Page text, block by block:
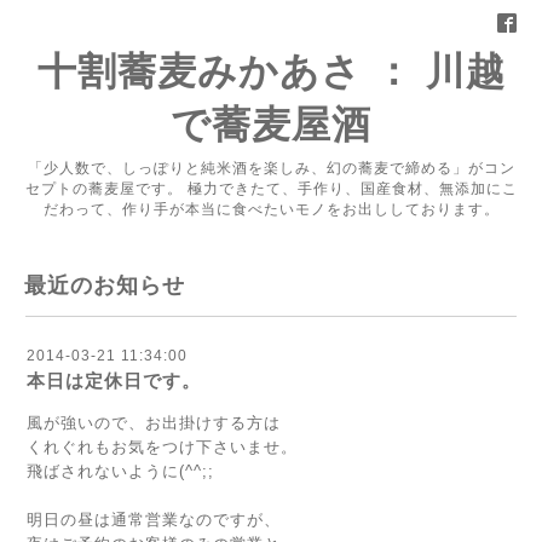
十割蕎麦みかあさ ： 川越
で蕎麦屋酒
「少人数で、しっぽりと純米酒を楽しみ、幻の蕎麦で締める」がコン
セプトの蕎麦屋です。 極力できたて、手作り、国産食材、無添加にこ
だわって、作り手が本当に食べたいモノをお出ししております。
最近のお知らせ
2014-03-21 11:34:00
本日は定休日です。
風が強いので、お出掛けする方は
くれぐれもお気をつけ下さいませ。
飛ばされないように(^^;;
明日の昼は通常営業なのですが、